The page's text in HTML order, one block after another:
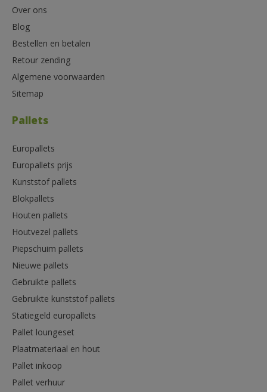
Over ons
Blog
Bestellen en betalen
Retour zending
Algemene voorwaarden
Sitemap
Pallets
Europallets
Europallets prijs
Kunststof pallets
Blokpallets
Houten pallets
Houtvezel pallets
Piepschuim pallets
Nieuwe pallets
Gebruikte pallets
Gebruikte kunststof pallets
Statiegeld europallets
Pallet loungeset
Plaatmateriaal en hout
Pallet inkoop
Pallet verhuur